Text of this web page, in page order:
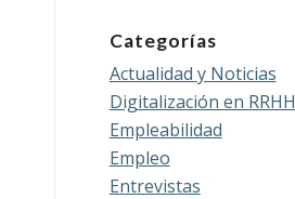
Categorías
Actualidad y Noticias
Digitalización en RRHH
Empleabilidad
Empleo
Entrevistas